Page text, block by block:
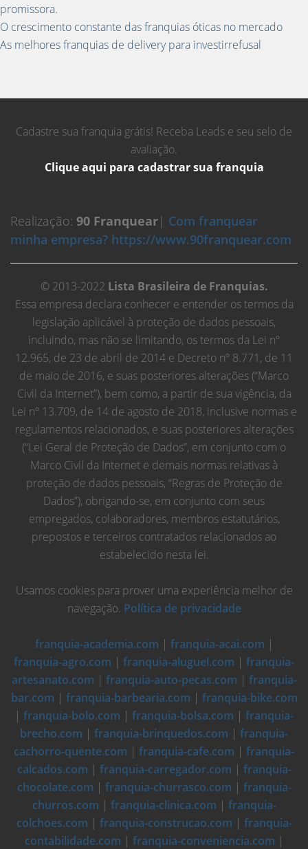
promissora.
O crescimento constante das franquias óticas no mercado
As melhores franquias de delivery para investirrefusal
Cadastre sua franquia grátis! Receba Leads e seu selo de
avaliação.
Clique aqui para cadastrar sua franquia
Realização: 90 Franquear| Com franquear
minha empresa? https://www.90franquear.com
© 2013-2022 Lista Brasileira de Franquias.
Essa empresa declara conhecer e entender os termos da
legislação aplicável à proteção de dados pessoais,
incluindo, mas não se limitando, os termos da Lei nº
12.965, de 23 de abril de 2014 e Decreto nº 8.771, de 11
de maio de 2016, e suas posteriores alterações (“Marco
Civil da Internet”), bem como, a partir de sua vigência, da
Lei nº 13.709, de 14 de agosto de 2018, inclusive normas e
regulamentos relacionados, e suas posteriores alterações
(“Lei Geral de Proteção de Dados”, em conjunto com o
Marco Civil da Internet e demais normas relativas à
proteção de dados pessoais, “Regras de Proteção de
Dados”), obrigando-se, em conjunto com seus
empregados, colaboradores, membros estatutários,
prepostos e terceiros contratados relacionados ao
estabelecido nesta lei.
Usamos cookies para prover uma experiência melhor de
navegação. Política de privacidade
franquia-academia.com | franquia-acai.com |
franquia-agro.com | franquia-aluguel.com | franquia-
artesanato.com | franquia-auto-pecas.com | franquia-
bar.com | franquia-barbearia.com | franquia-bike.com
| franquia-bolo.com | franquia-bolsa.com | franquia-
brecho.com | franquia-brinquedos.com | franquia-
cachorro-quente.com | franquia-cafe.com | franquia-
calcados.com | franquia-carregador.com | franquia-
chocolate.com | franquia-churrasco.com | franquia-
churros.com | franquia-clinica.com | franquia-
colchoes.com | franquia-construcao.com | franquia-
contabilidade.com | franquia-conveniencia.com |